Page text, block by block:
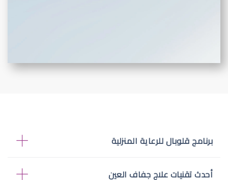
برنامج قلوبال للرعاية المنزلية
أحدث تقنيات علاج جفاف العين